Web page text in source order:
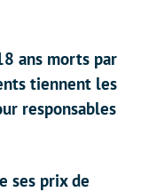
ans morts par
tiennent les
responsables
ses prix de